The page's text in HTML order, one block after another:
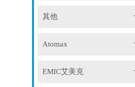
其他
Atomax
EMIC艾美克